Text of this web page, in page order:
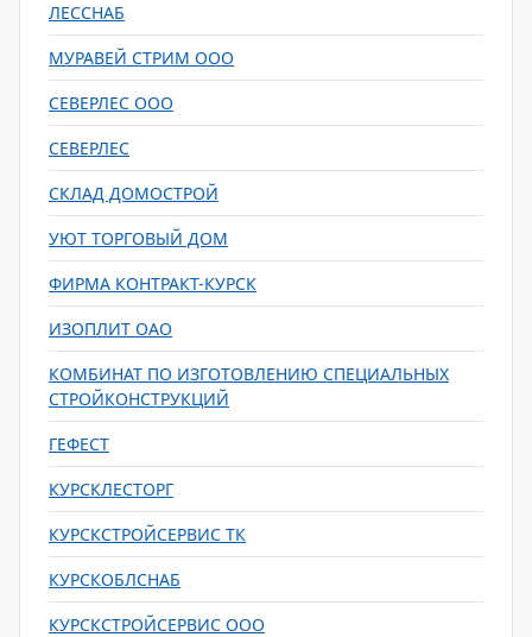
ЛЕССНАБ
МУРАВЕЙ СТРИМ ООО
СЕВЕРЛЕС ООО
СЕВЕРЛЕС
СКЛАД ДОМОСТРОЙ
УЮТ ТОРГОВЫЙ ДОМ
ФИРМА КОНТРАКТ-КУРСК
ИЗОПЛИТ ОАО
КОМБИНАТ ПО ИЗГОТОВЛЕНИЮ СПЕЦИАЛЬНЫХ
СТРОЙКОНСТРУКЦИЙ
ГЕФЕСТ
КУРСКЛЕСТОРГ
КУРСКСТРОЙСЕРВИС ТК
КУРСКОБЛСНАБ
КУРСКСТРОЙСЕРВИС ООО